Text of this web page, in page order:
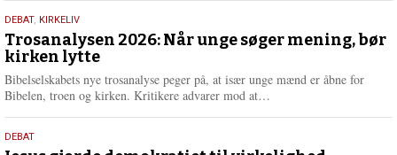
e
2.
juni
2026
DEBAT, KIRKELIV
Trosanalysen 2026: Når unge søger mening, bør
kirken lytte
Bibelselskabets nye trosanalyse peger på, at især unge mænd er åbne for
Bibelen, troen og kirken. Kritikere advarer mod at…
18.
DEBAT